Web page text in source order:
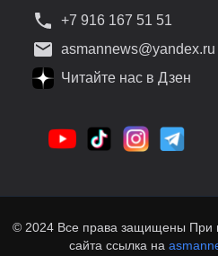
+7 916 167 51 51
asmannews@yandex.ru
Читайте нас в Дзен
© 2024 Все права защищены При
сайта ссылка на